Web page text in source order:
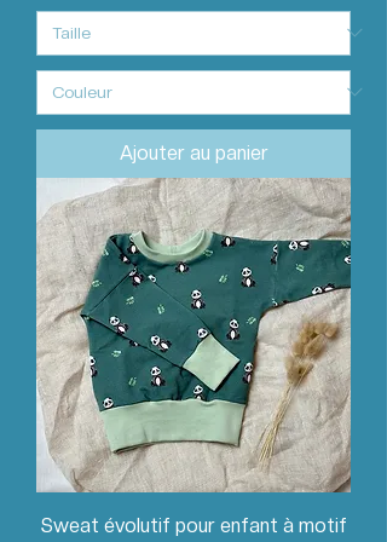
Ajouter au panier
Sweat évolutif pour enfant à motif